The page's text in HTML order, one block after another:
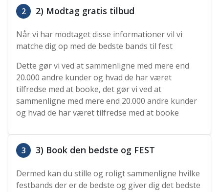
2 2) Modtag gratis tilbud
Når vi har modtaget disse informationer vil vi
matche dig op med de bedste bands til fest
Dette gør vi ved at sammenligne med mere end
20.000 andre kunder og hvad de har været
tilfredse med at booke, det gør vi ved at
sammenligne med mere end 20.000 andre kunder
og hvad de har været tilfredse med at booke
3 3) Book den bedste og FEST
Dermed kan du stille og roligt sammenligne hvilke
festbands der er de bedste og giver dig det bedste